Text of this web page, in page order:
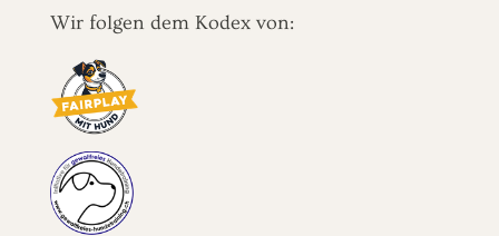
Wir folgen dem Kodex von: